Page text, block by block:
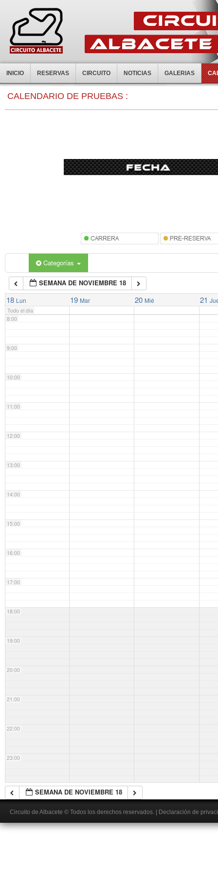
INICIO RESERVAS CIRCUITO NOTICIAS GALERIAS
CALENDARIO DE PRUEBAS :
Categorías
SEMANA DE NOVIEMBRE 18
18 Lun 19 Mar 20 Mié 21
Todo el día
0:00
7:00
8:00
9:00
10:00
11:00
12:00
13:00
14:00
15:00
16:00
17:00
18:00
19:00
20:00
21:00
22:00
23:00
SEMANA DE NOVIEMBRE 18
Circuito de Albacete © Todos los derechos reservados. Declaración de